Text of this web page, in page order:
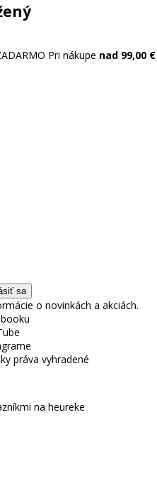
Pri nákupe nad 99,00 €
sa
o novinkách a akciách.
práva vyhradené